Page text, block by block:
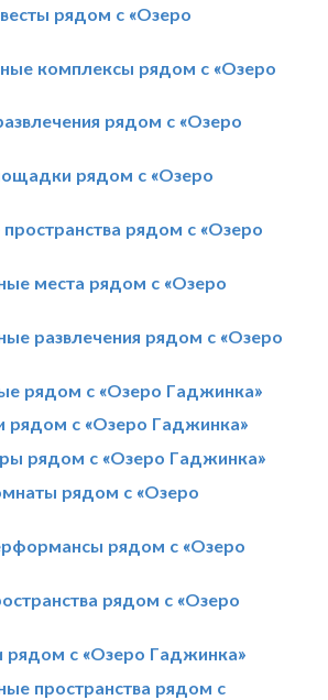
рядом с «Озеро
комплексы рядом с «Озеро
рядом с «Озеро
рядом с «Озеро
пространства рядом с «Озеро
места рядом с «Озеро
развлечения рядом с «Озеро
рядом с «Озеро Гаджинка»
рядом с «Озеро Гаджинка»
рядом с «Озеро Гаджинка»
рядом с «Озеро
рядом с «Озеро
рядом с «Озеро
рядом с «Озеро Гаджинка»
пространства рядом с